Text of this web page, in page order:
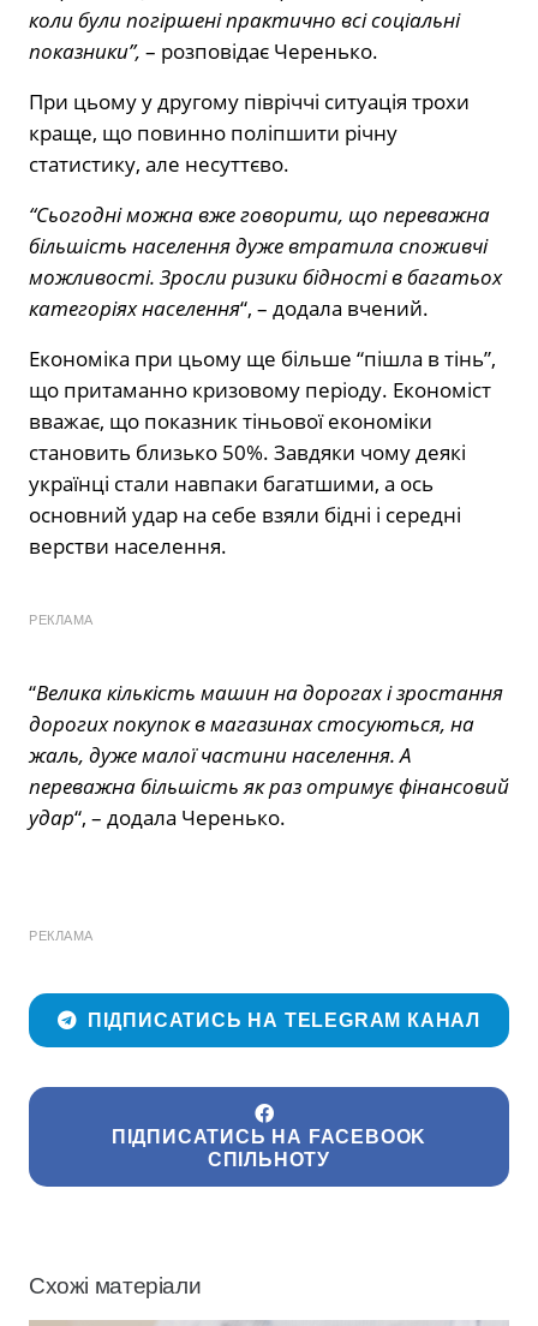
коли були погіршені практично всі соціальні
показники”, – розповідає Черенько.
При цьому у другому півріччі ситуація трохи
краще, що повинно поліпшити річну
статистику, але несуттєво.
“Сьогодні можна вже говорити, що переважна
більшість населення дуже втратила споживчі
можливості. Зросли ризики бідності в багатьох
категоріях населення“, – додала вчений.
Економіка при цьому ще більше “пішла в тінь”,
що притаманно кризовому періоду. Економіст
вважає, що показник тіньової економіки
становить близько 50%. Завдяки чому деякі
українці стали навпаки багатшими, а ось
основний удар на себе взяли бідні і середні
верстви населення.
РЕКЛАМА
“Велика кількість машин на дорогах і зростання
дорогих покупок в магазинах стосуються, на
жаль, дуже малої частини населення. А
переважна більшість як раз отримує фінансовий
удар“, – додала Черенько.
РЕКЛАМА
ПІДПИСАТИСЬ НА TELEGRAM КАНАЛ
ПІДПИСАТИСЬ НА FACEBOOK
СПІЛЬНОТУ
Схожі матеріали